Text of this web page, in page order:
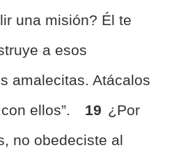
una misión? Él te
a esos
amalecitas. Atácalos
ellos”.
19 ¿Por
no obedeciste al